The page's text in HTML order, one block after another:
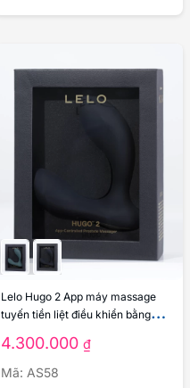
Lelo Hugo 2 App máy massage
tuyến tiền liệt điều khiển bằng
4.300.000 ₫
Mã: AS58